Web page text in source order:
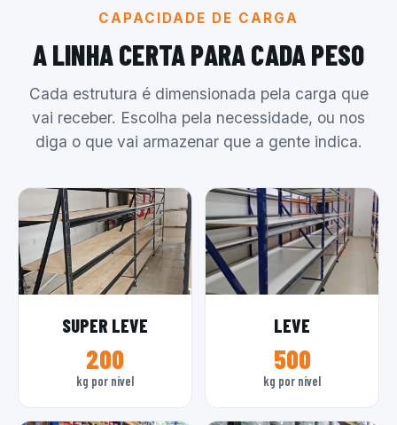
CAPACIDADE DE CARGA
A LINHA CERTA PARA CADA PESO
Cada estrutura é dimensionada pela carga que
vai receber. Escolha pela necessidade, ou nos
diga o que vai armazenar que a gente indica.
SUPER LEVE
200
kg por nível
LEVE
500
kg por nível